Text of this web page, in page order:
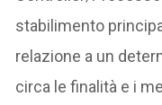
stabilimento
relazione a un
circa le finalità e i